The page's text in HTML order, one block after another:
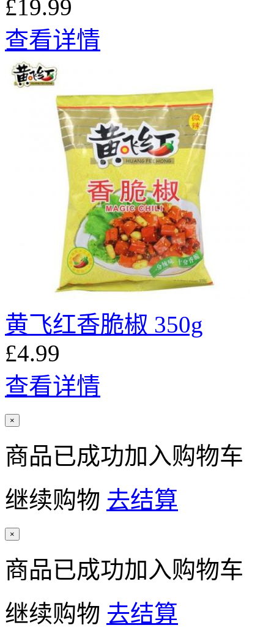
£19.99
查看详情
黄飞红香脆椒 350g
£4.99
查看详情
×
商品已成功加入购物车
继续购物 去结算
×
商品已成功加入购物车
继续购物 去结算